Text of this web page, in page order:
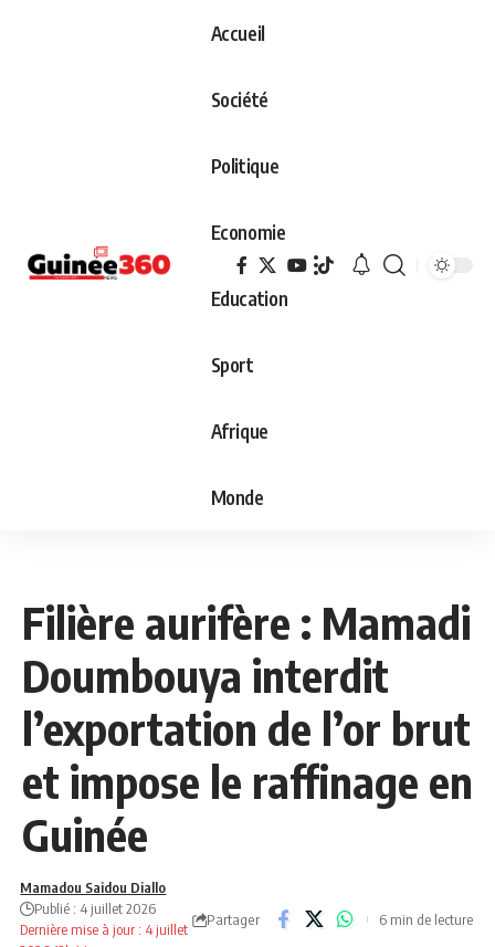
Accueil
Société
Politique
Economie
Education
Sport
Afrique
Monde
Filière aurifère : Mamadi
Doumbouya interdit
l’exportation de l’or brut
et impose le raffinage en
Guinée
Dernière mise à jour : 4 juillet
Mamadou Saidou Diallo
Publié : 4 juillet 2026
Partager 6 min de lecture